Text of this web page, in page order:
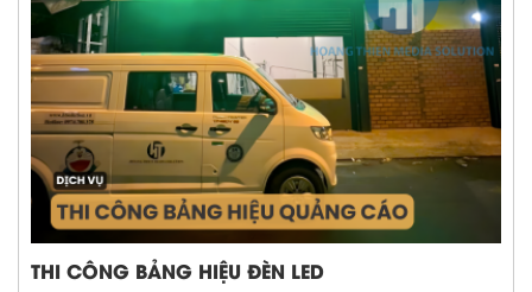
THI CÔNG BẢNG HIỆU ĐÈN LED